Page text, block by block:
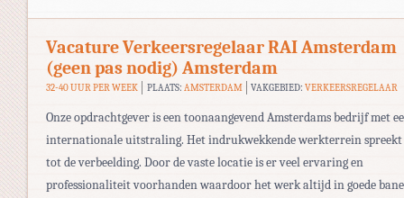
Vacature Verkeersregelaar RAI Amsterdam
(geen pas nodig) Amsterdam
32-40 UUR PER WEEK PLAATS: AMSTERDAM VAKGEBIED:VERKEERSREGELAAR
Onze opdrachtgever is een toonaangevend Amsterdams bedrijf met
internationale uitstraling. Het indrukwekkende werkterrein spreekt
tot de verbeelding. Door de vaste locatie is er veel ervaring en
professionaliteit voorhanden waardoor het werk altijd in goede